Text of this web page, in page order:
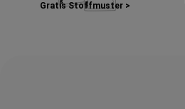
Gratis Stoffmuster >